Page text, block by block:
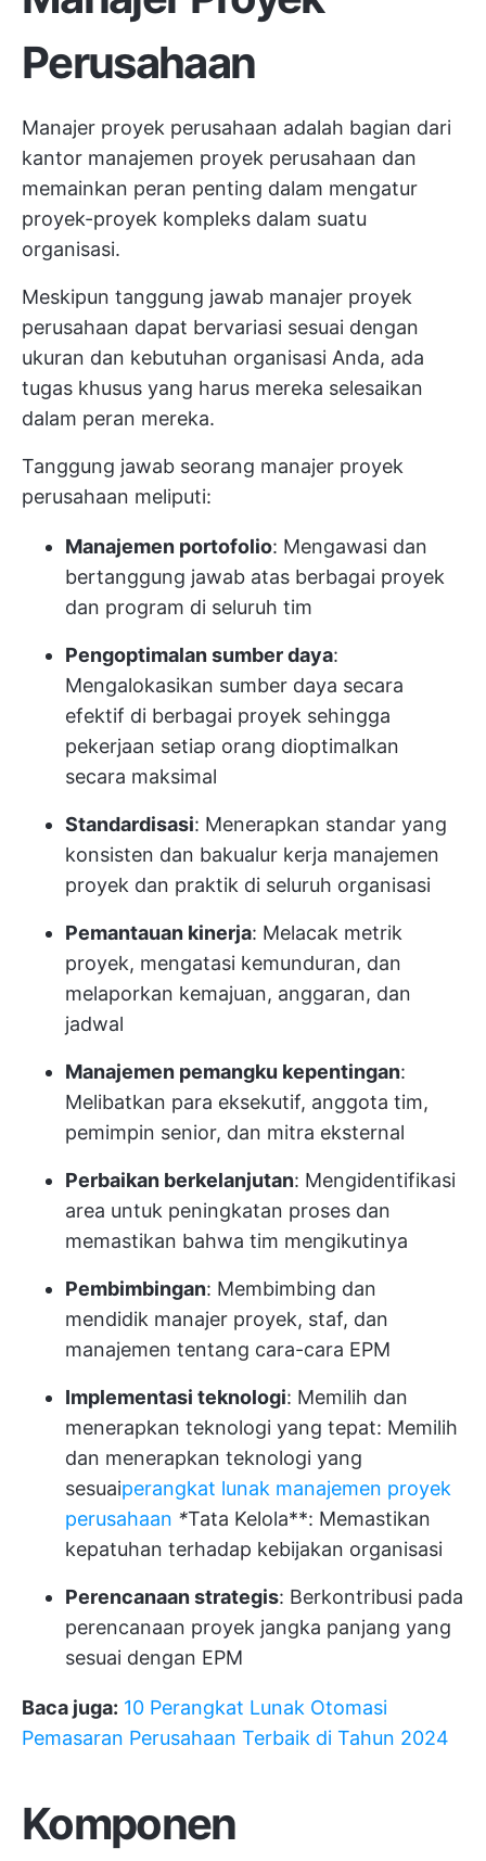
Perusahaan
Manajer proyek perusahaan adalah bagian dari
kantor manajemen proyek perusahaan dan
memainkan peran penting dalam mengatur
proyek-proyek kompleks dalam suatu
organisasi.
Meskipun tanggung jawab manajer proyek
perusahaan dapat bervariasi sesuai dengan
ukuran dan kebutuhan organisasi Anda, ada
tugas khusus yang harus mereka selesaikan
dalam peran mereka.
Tanggung jawab seorang manajer proyek
perusahaan meliputi:
Manajemen portofolio: Mengawasi dan
bertanggung jawab atas berbagai proyek
dan program di seluruh tim
Pengoptimalan sumber daya:
Mengalokasikan sumber daya secara
efektif di berbagai proyek sehingga
pekerjaan setiap orang dioptimalkan
secara maksimal
Standardisasi: Menerapkan standar yang
konsisten dan bakualur kerja manajemen
proyek dan praktik di seluruh organisasi
Pemantauan kinerja: Melacak metrik
proyek, mengatasi kemunduran, dan
melaporkan kemajuan, anggaran, dan
jadwal
Manajemen pemangku kepentingan:
Melibatkan para eksekutif, anggota tim,
pemimpin senior, dan mitra eksternal
Perbaikan berkelanjutan: Mengidentifikasi
area untuk peningkatan proses dan
memastikan bahwa tim mengikutinya
Pembimbingan: Membimbing dan
mendidik manajer proyek, staf, dan
manajemen tentang cara-cara EPM
Implementasi teknologi: Memilih dan
menerapkan teknologi yang tepat: Memilih
dan menerapkan teknologi yang
sesuaiperangkat lunak manajemen proyek
perusahaan *Tata Kelola**: Memastikan
kepatuhan terhadap kebijakan organisasi
Perencanaan strategis: Berkontribusi pada
perencanaan proyek jangka panjang yang
sesuai dengan EPM
Baca juga: 10 Perangkat Lunak Otomasi
Pemasaran Perusahaan Terbaik di Tahun 2024
Komponen